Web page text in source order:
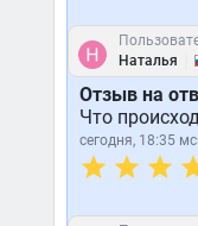
Наталья
Отзыв на
Что
сегодня, 18:35